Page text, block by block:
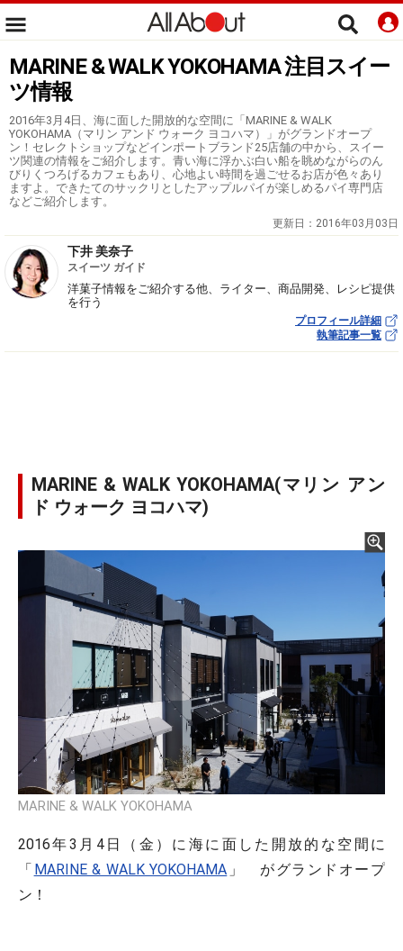
MARINE & WALK YOKOHAMA 注目スイー
ツ情報
2016年3月4日、海に面した開放的な空間に「MARINE & WALK
YOKOHAMA（マリン アンド ウォーク ヨコハマ）」がグランドオープ
ン！セレクトショップなどインポートブランド25店舗の中から、スイー
ツ関連の情報をご紹介します。青い海に浮かぶ白い船を眺めながらのん
びりくつろげるカフェもあり、心地よい時間を過ごせるお店が色々あり
ますよ。できたてのサックリとしたアップルパイが楽しめるパイ専門店
などご紹介します。
更新日： 2016年03月03日
下井 美奈子
スイーツ ガイド
洋菓子情報をご紹介する他、ライター、商品開発、レシピ提供
を行う
プロフィール詳細
執筆記事一覧
MARINE & WALK YOKOHAMA(マリン アン
ド ウォーク ヨコハマ)
MARINE & WALK YOKOHAMA
2016年3月4日（金）に海に面した開放的な空間に
「 MARINE & WALK YOKOHAMA 」 がグランドオープ
ン！